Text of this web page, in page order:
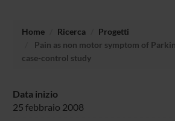
Home Ricerca
Progetti
Pain as non motor symptom of
case-control study
Data inizio
25 febbraio 2008